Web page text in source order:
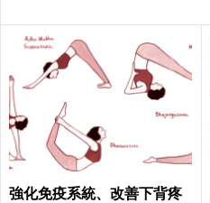
強化免疫系統、改善下背疼